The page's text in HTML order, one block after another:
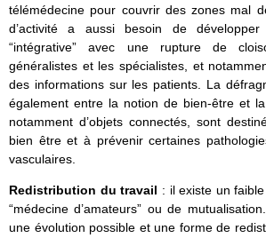
télémédecine pour couvrir des zones mal
d’activité a aussi besoin de
“intégrative” avec une rupture de
généralistes et les spécialistes, et
des informations sur les patients. La
également entre la notion de bien-être et
notamment d’objets connectés, sont
bien être et à prévenir certaines
vasculaires.
Redistribution du travail : il existe un
“médecine d’amateurs” ou de
une évolution possible et une forme de